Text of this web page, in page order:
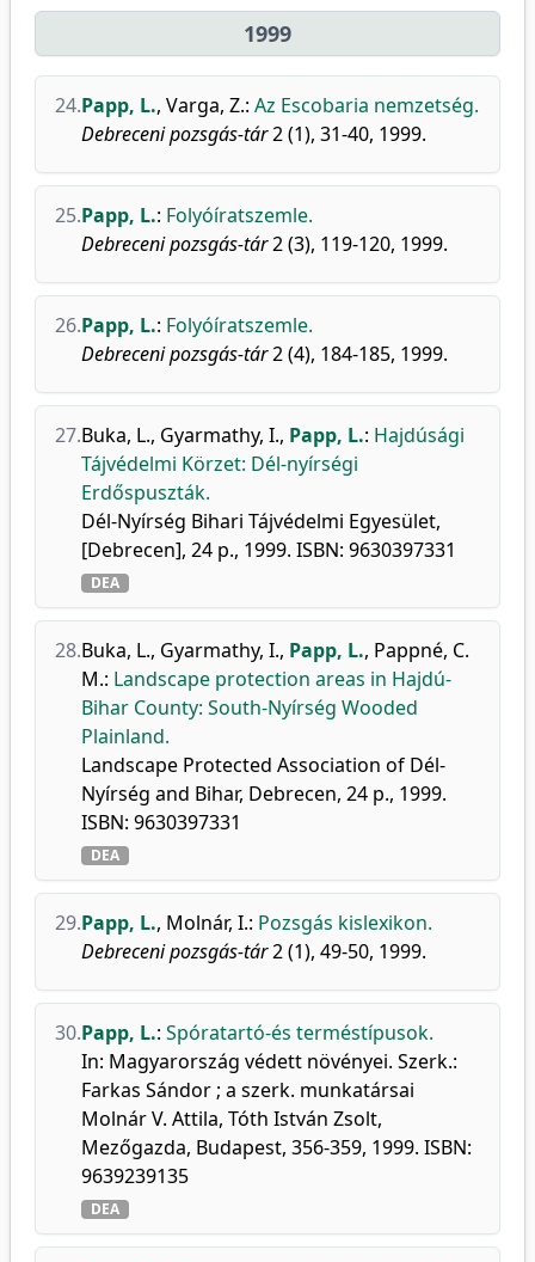
1999
24.Papp, L., Varga, Z.: Az Escobaria nemzetség.
Debreceni pozsgás-tár2 (1), 31-40, 1999.
25.Papp, L.: Folyóíratszemle.
Debreceni pozsgás-tár2 (3), 119-120, 1999.
26.Papp, L.: Folyóíratszemle.
Debreceni pozsgás-tár2 (4), 184-185, 1999.
27.Buka, L., Gyarmathy, I., Papp, L.: Hajdúsági
Tájvédelmi Körzet: Dél-nyírségi
Erdőspuszták.
Dél-Nyírség Bihari Tájvédelmi Egyesület,
[Debrecen], 24 p., 1999. ISBN: 9630397331
DEA
28.Buka, L., Gyarmathy, I., Papp, L., Pappné, C.
M.: Landscape protection areas in Hajdú-
Bihar County: South-Nyírség Wooded
Plainland.
Landscape Protected Association of Dél-
Nyírség and Bihar, Debrecen, 24 p., 1999.
ISBN: 9630397331
DEA
29.Papp, L., Molnár, I.: Pozsgás kislexikon.
Debreceni pozsgás-tár2 (1), 49-50, 1999.
30.Papp, L.: Spóratartó-és terméstípusok.
In: Magyarország védett növényei. Szerk.:
Farkas Sándor ; a szerk. munkatársai
Molnár V. Attila, Tóth István Zsolt,
Mezőgazda, Budapest, 356-359, 1999. ISBN:
9639239135
DEA